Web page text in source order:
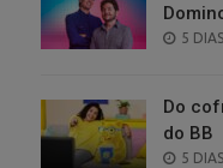
5
Do
do BB
5